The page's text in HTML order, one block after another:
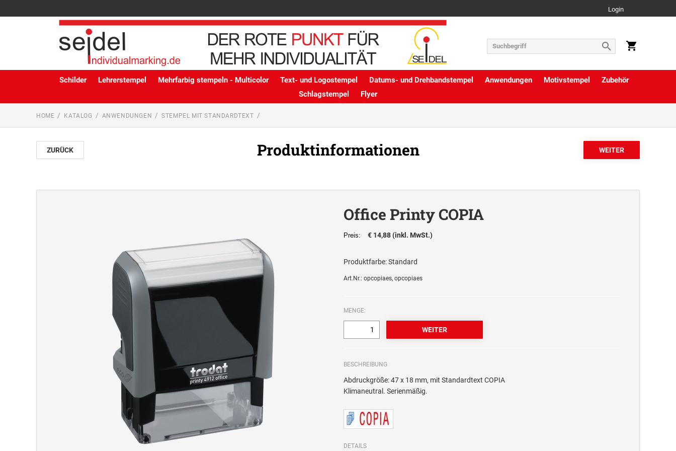
Login
Schilder Lehrerstempel Mehrfarbig stempeln - Multicolor Text- und Logostempel Datums- und Drehbandstempel Anwendungen Motivstempel
Zubehör
Schlagstempel
Flyer
HOME KATALOG ANWENDUNGEN STEMPEL MIT STANDARDTEXT
ZURÜCK Produktinformationen
Office Printy COPIA
Preis: € 14,88 (inkl. MwSt.)
Produktfarbe:Standard
Art.Nr.: opcopiaes, opcopiaes
MENGE:
BESCHREIBUNG
Abdruckgröße: 47 x 18 mm, mit Standardtext COPIA
Klimaneutral. Serienmäßig.
DETAILS